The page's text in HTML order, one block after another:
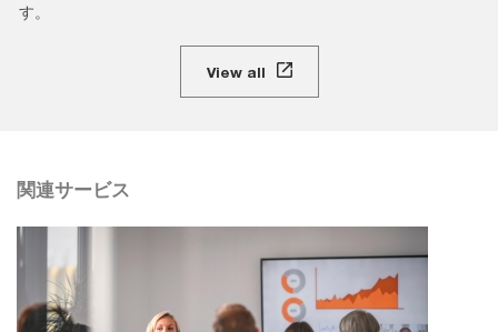
す。
View all
関連サービス